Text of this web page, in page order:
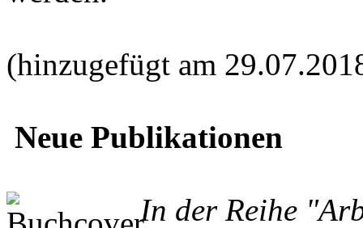
(hinzugefügt am
Neue Publikationen
In der Reihe